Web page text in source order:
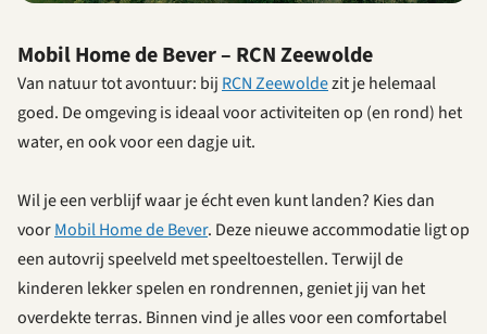
Mobil Home de Bever – RCN Zeewolde
Van natuur tot avontuur: bij RCN Zeewoldezit je helemaal
goed. De omgeving is ideaal voor activiteiten op (en rond) het
water, en ook voor een dagje uit.
Wil je een verblijf waar je écht even kunt landen? Kies dan
voorMobil Home de Bever. Deze nieuwe accommodatie ligt op
een autovrij speelveld met speeltoestellen. Terwijl de
kinderen lekker spelen en rondrennen, geniet jij van het
overdekte terras. Binnen vind je alles voor een comfortabel